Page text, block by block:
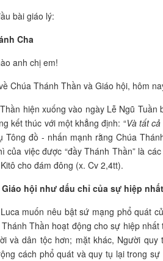
bài giáo lý:
Cha
anh chị em!
Chúa Thánh Thần và Giáo hội, hôm
hiện xuống vào ngày Lễ Ngũ
kết thúc với một khẳng định: “Và tất
Tông đồ - nhấn mạnh rằng Chúa
của việc được “đầy Thánh Thần” là
cho đám đông (x. Cv 2,4tt).
hội như dấu chỉ của sự hiệp
muốn nêu bật sứ mạng phổ quát
Thần hoạt động cho sự hiệp
và dân tộc hơn; mặt khác, Người
cách phổ quát và quy tụ lại trong